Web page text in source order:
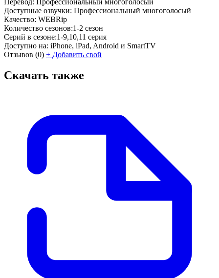
Доступные озвучки: Профессиональный многоголосый
Качество: WEBRip
Количество сезонов:1-2 сезон
Серий в сезоне:1-9,10,11 серия
Доступно на: iPhone, iPad, Android и SmartTV
Отзывов (0) + Добавить свой
Скачать также